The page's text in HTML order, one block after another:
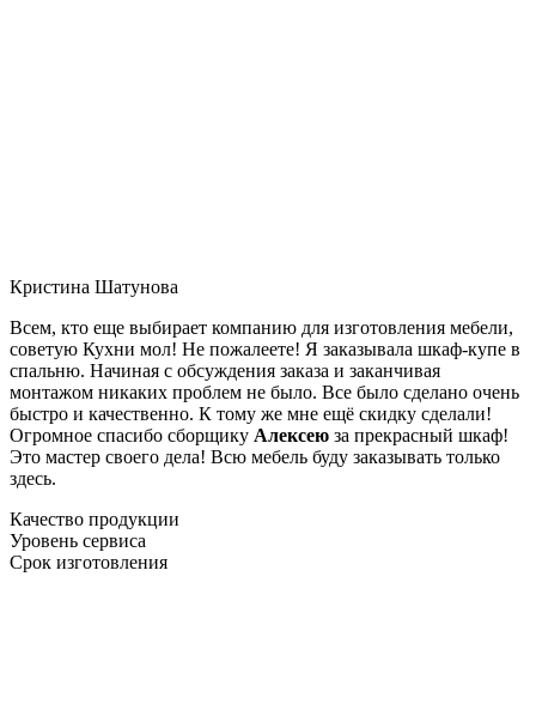
Кристина Шатунова
Всем, кто еще выбирает компанию для изготовления мебели,
советую Кухни мол! Не пожалеете! Я заказывала шкаф-купе в
спальню. Начиная с обсуждения заказа и заканчивая
монтажом никаких проблем не было. Все было сделано очень
быстро и качественно. К тому же мне ещё скидку сделали!
Огромное спасибо сборщику Алексею за прекрасный шкаф!
Это мастер своего дела! Всю мебель буду заказывать только
здесь.
Качество продукции
Уровень сервиса
Срок изготовления